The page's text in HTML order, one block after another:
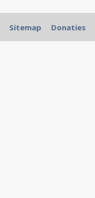
Sitemap Donaties